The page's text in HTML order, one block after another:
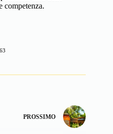
competenza.
PROSSIMO